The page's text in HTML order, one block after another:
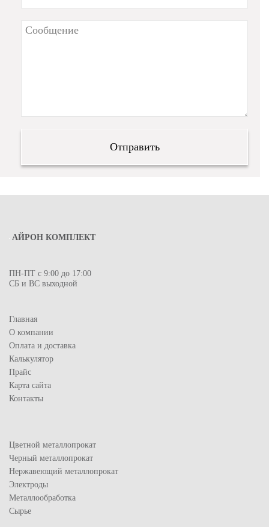
АЙРОН КОМПЛЕКТ
ПН-ПТ с 9:00 до 17:00
СБ и ВС выходной
Главная
О компании
Оплата и доставка
Калькулятор
Прайс
Карта сайта
Контакты
Цветной металлопрокат
Черный металлопрокат
Нержавеющий металлопрокат
Электроды
Металлообработка
Сырье